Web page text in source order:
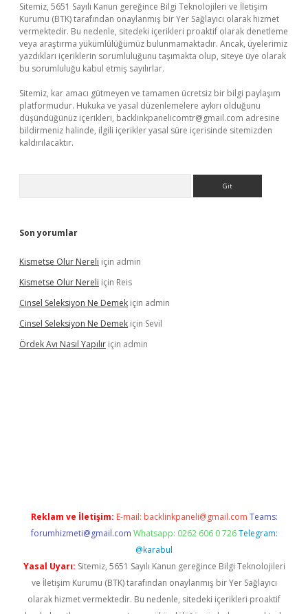
Sitemiz, 5651 Sayılı Kanun gereğince Bilgi Teknolojileri ve İletişim
Kurumu (BTK) tarafından onaylanmış bir Yer Sağlayıcı olarak hizmet
vermektedir. Bu nedenle, sitedeki içerikleri proaktif olarak denetleme
veya araştırma yükümlülüğümüz bulunmamaktadır. Ancak, üyelerimiz
yazdıkları içeriklerin sorumluluğunu taşımakta olup, siteye üye olarak
bu sorumluluğu kabul etmiş sayılırlar.
Sitemiz, kar amacı gütmeyen ve tamamen ücretsiz bir bilgi paylaşım
platformudur. Hukuka ve yasal düzenlemelere aykırı olduğunu
düşündüğünüz içerikleri, backlinkpanelicomtr@gmail.com adresine
bildirmeniz halinde, ilgili içerikler yasal süre içerisinde sitemizden
kaldırılacaktır.
Son yorumlar
Kismetse Olur Nereli için admin
Kismetse Olur Nereli için Reis
Cinsel Seleksiyon Ne Demek için admin
Cinsel Seleksiyon Ne Demek için Sevil
Ördek Avı Nasıl Yapılır için admin
Reklam ve İletişim: E-mail: backlinkpaneli@gmail.com Teams:
forumhizmeti@gmail.com Whatsapp: 0262 606 0 726 Telegram:
@karabul
Yasal Uyarı: Sitemiz, 5651 Sayılı Kanun gereğince Bilgi Teknolojileri
ve İletişim Kurumu (BTK) tarafından onaylanmış bir Yer Sağlayıcı
olarak hizmet vermektedir. Bu nedenle, sitedeki içerikleri proaktif